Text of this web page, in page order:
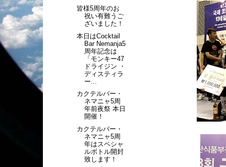
皆様5周年のお
祝い有難うご
ざいました！
本日はCocktail
Bar Nemanja5
周年記念は
「モンキー47
ドライジン ・
ディスティラ
ー...
カクテルバー・
ネマニャ5周
年前夜祭 本日
開催！
カクテルバー・
ネマニャ5周
年はスペシャ
ルボトル開封
致します！